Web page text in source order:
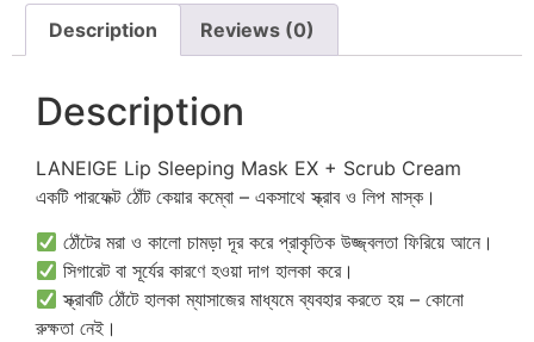
Description Reviews (0)
Description
LANEIGE Lip Sleeping Mask EX + Scrub Cream
একটি পারফেক্ট ঠোঁট কেয়ার কম্বো – একসাথে স্ক্রাব ও লিপ মাস্ক।
ঠোঁটের মরা ও কালো চামড়া দূর করে প্রাকৃতিক উজ্জ্বলতা ফিরিয়ে আনে।
সিগারেট বা সূর্যের কারণে হওয়া দাগ হালকা করে।
স্ক্রাবটি ঠোঁটে হালকা ম্যাসাজের মাধ্যমে ব্যবহার করতে হয় – কোনো
রুক্ষতা নেই।